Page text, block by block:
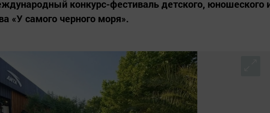
конкурс-фестиваль детского, юношеского
«У самого черного моря».